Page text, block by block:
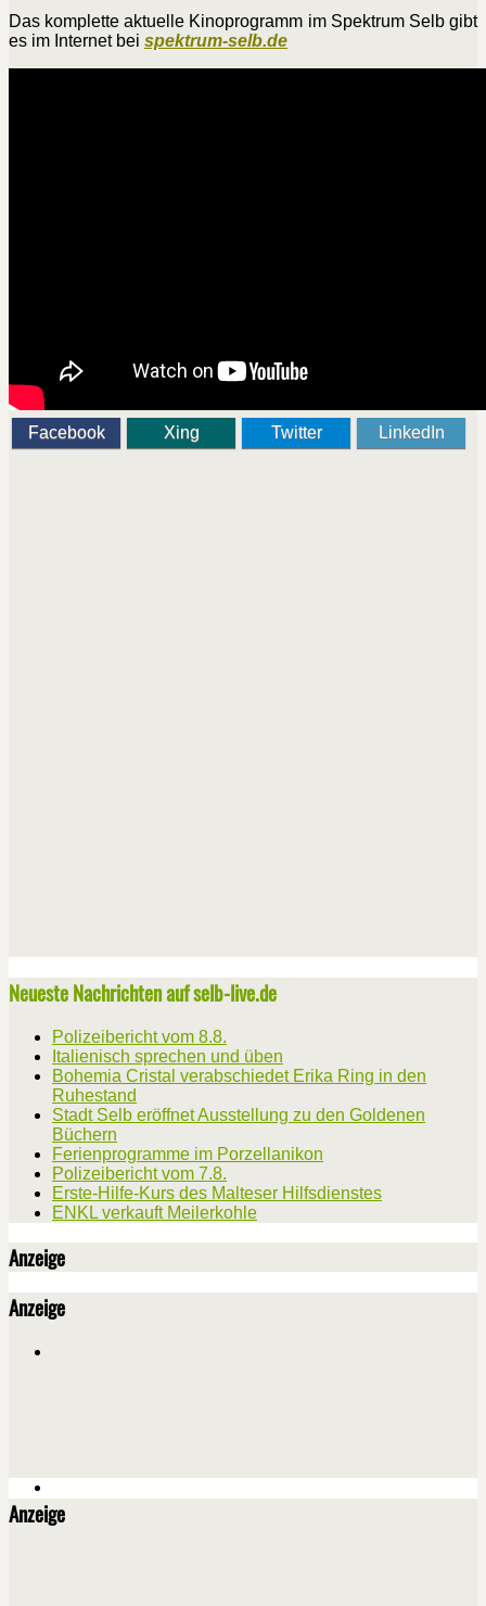
Das komplette aktuelle Kinoprogramm im Spektrum Selb gibt
es im Internet bei spektrum-selb.de
Facebook Xing Twitter LinkedIn
Neueste Nachrichten auf selb-live.de
Polizeibericht vom 8.8.
Italienisch sprechen und üben
Bohemia Cristal verabschiedet Erika Ring in den
Ruhestand
Stadt Selb eröffnet Ausstellung zu den Goldenen
Büchern
Ferienprogramme im Porzellanikon
Polizeibericht vom 7.8.
Erste-Hilfe-Kurs des Malteser Hilfsdienstes
ENKL verkauft Meilerkohle
Anzeige
Anzeige
Anzeige